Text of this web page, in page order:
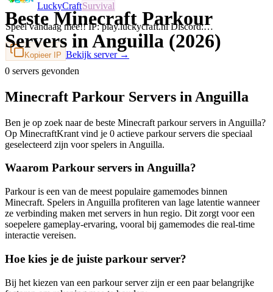
LuckyCraftSurvival
Speel vandaag mee!! IP: play.luckycraft.nl Discord:…
Kopieer IP Bekijk server →
Beste Minecraft Parkour
Servers in Anguilla (2026)
0 servers gevonden
Minecraft Parkour Servers in Anguilla
Ben je op zoek naar de beste Minecraft parkour servers in Anguilla?
Op MinecraftKrant vind je 0 actieve parkour servers die speciaal
geselecteerd zijn voor spelers in Anguilla.
Waarom Parkour servers in Anguilla?
Parkour is een van de meest populaire gamemodes binnen
Minecraft. Spelers in Anguilla profiteren van lage latentie wanneer
ze verbinding maken met servers in hun regio. Dit zorgt voor een
soepelere gameplay-ervaring, vooral bij gamemodes die real-time
interactie vereisen.
Hoe kies je de juiste parkour server?
Bij het kiezen van een parkour server zijn er een paar belangrijke